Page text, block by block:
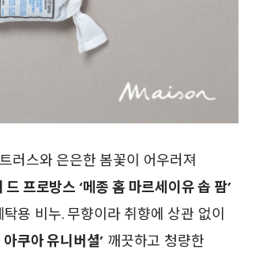
러스와 은은한 봄꽃이 어우러져
드 프로방스 ‘메종 홈 마르세이유 솝 팜’
용 비누. 무향이라 취향에 상관 없이
쿠아 유니버셜’ 깨끗하고 청량한